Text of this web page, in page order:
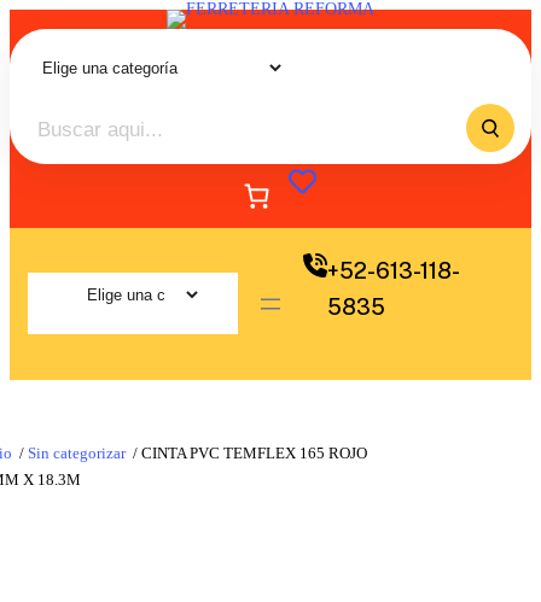
+52-613-118-
5835
/ Sin categorizar / CINTA PVC TEMFLEX 165 ROJO
X 18.3M